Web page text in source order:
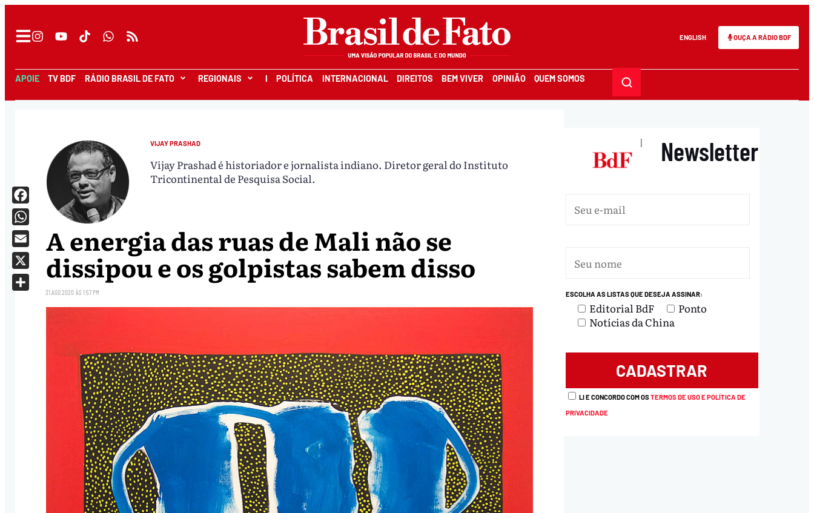
ENGLISH OUÇA A RÁDIO BDF
APOIE TV BDF RÁDIO BRASIL DE FATO REGIONAIS I POLÍTICA INTERNACIONAL DIREITOS BEM VIVER OPINIÃO QUEM SOMOS
VIJAY PRASHAD
Vijay Prashad é historiador e jornalista indiano. Diretor geral do Instituto
Tricontinental de Pesquisa Social.
A energia das ruas de Mali não se
dissipou e os golpistas sabem disso
31.AGO.2020 ÀS 1:57 PM
Facebook
WhatsApp
Email
X
| Newsletter
ESCOLHA AS LISTAS QUE DESEJA ASSINAR:
Editorial BdF
Ponto
Notícias da China
LI E CONCORDO COM OSTERMOS DE USO E POLÍTICA DE
PRIVACIDADE